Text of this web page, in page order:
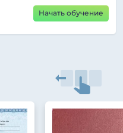
Начать обучение